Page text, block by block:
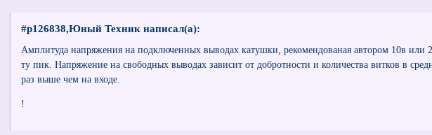
#p126838,Юный Техник написал(а):
Амплитуда напряжения на подключенных выводах катушки, рекомендованая автором 10в или
ту пик. Напряжение на свободных выводах зависит от добротности и количества витков в
раз выше чем на входе.
!